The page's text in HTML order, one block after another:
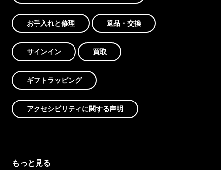
お手入れと修理 返品・交換
サインイン 買取
ギフトラッピング
アクセシビリティに関する声明
もっと見る